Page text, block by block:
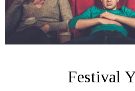
Festival